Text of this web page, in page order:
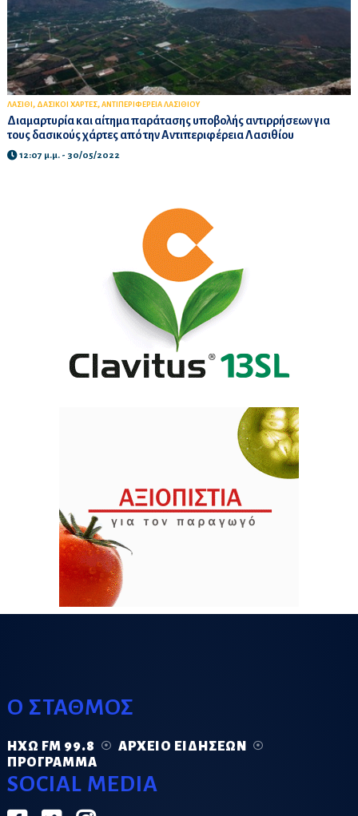
ΛΑΣΙΘΙ , ΔΑΣΙΚΟΙ ΧΑΡΤΕΣ, ΑΝΤΙΠΕΡΙΦΕΡΕΙΑ ΛΑΣΙΘΙΟΥ
Διαμαρτυρία και αίτημα παράτασης υποβολής αντιρρήσεων για
τους δασικούς χάρτες από την Αντιπεριφέρεια Λασιθίου
12:07 μ.μ. - 30/05/2022
Ο ΣΤΑΘΜΟΣ
ΗΧΏ FM 99.8
ΑΡΧΕΊΟ ΕΙΔΉΣΕΩΝ
ΠΡΌΓΡΑΜΜΑ
SOCIAL MEDIA